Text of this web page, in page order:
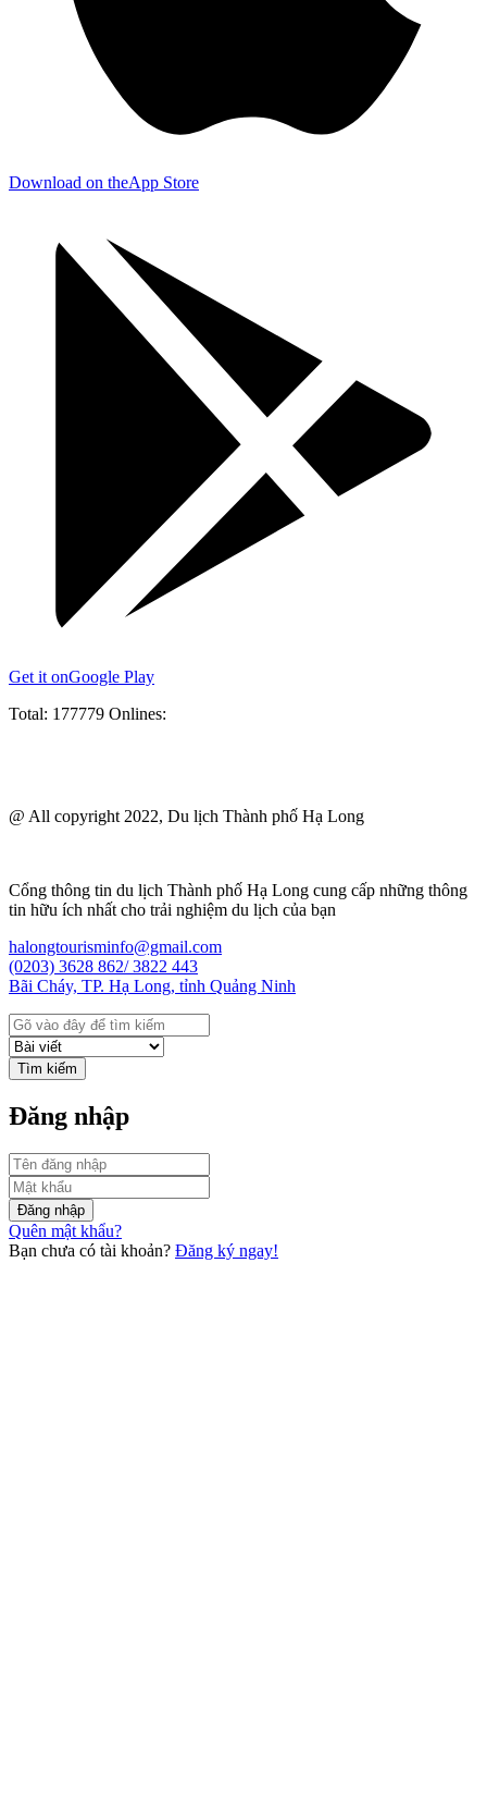
Download on theApp Store
Get it onGoogle Play
Total: 177779 Onlines:
@ All copyright 2022, Du lịch Thành phố Hạ Long
Cổng thông tin du lịch Thành phố Hạ Long cung cấp những thông
tin hữu ích nhất cho trải nghiệm du lịch của bạn
halongtourisminfo@gmail.com
(0203) 3628 862/ 3822 443
Bãi Cháy, TP. Hạ Long, tỉnh Quảng Ninh
Tìm kiếm
Đăng nhập
Đăng nhập
Quên mật khẩu?
Bạn chưa có tài khoản? Đăng ký ngay!